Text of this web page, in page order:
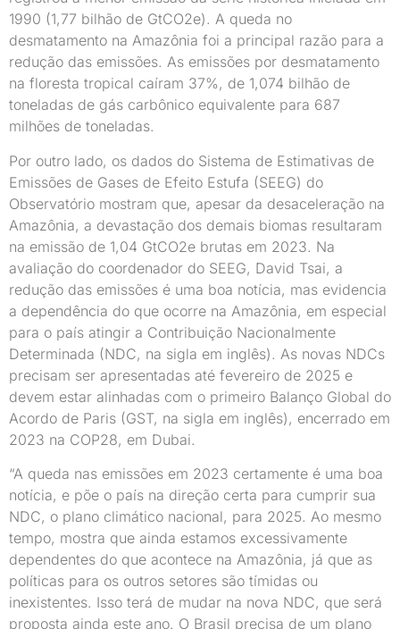
1990 (1,77 bilhão de GtCO2e). A queda no
desmatamento na Amazônia foi a principal razão para a
redução das emissões. As emissões por desmatamento
na floresta tropical caíram 37%, de 1,074 bilhão de
toneladas de gás carbônico equivalente para 687
milhões de toneladas.
Por outro lado, os dados do Sistema de Estimativas de
Emissões de Gases de Efeito Estufa (SEEG) do
Observatório mostram que, apesar da desaceleração na
Amazônia, a devastação dos demais biomas resultaram
na emissão de 1,04 GtCO2e brutas em 2023. Na
avaliação do coordenador do SEEG, David Tsai, a
redução das emissões é uma boa notícia, mas evidencia
a dependência do que ocorre na Amazônia, em especial
para o país atingir a Contribuição Nacionalmente
Determinada (NDC, na sigla em inglês). As novas NDCs
precisam ser apresentadas até fevereiro de 2025 e
devem estar alinhadas com o primeiro Balanço Global do
Acordo de Paris (GST, na sigla em inglês), encerrado em
2023 na COP28, em Dubai.
“A queda nas emissões em 2023 certamente é uma boa
notícia, e põe o país na direção certa para cumprir sua
NDC, o plano climático nacional, para 2025. Ao mesmo
tempo, mostra que ainda estamos excessivamente
dependentes do que acontece na Amazônia, já que as
políticas para os outros setores são tímidas ou
inexistentes. Isso terá de mudar na nova NDC, que será
proposta ainda este ano. O Brasil precisa de um plano